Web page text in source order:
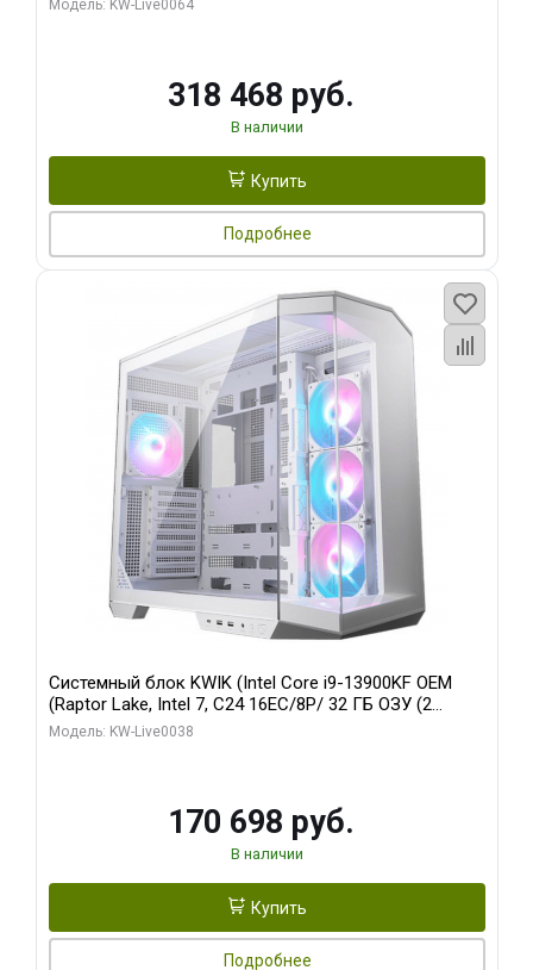
Модель: KW-Live0064
318 468 руб.
В наличии
Купить
Подробнее
Системный блок KWIK (Intel Core i9-13900KF OEM
(Raptor Lake, Intel 7, C24 16EC/8P/ 32 ГБ ОЗУ (2
модуля)/ Gigabyte RX9070XT GAMING OC 16GB GDDR6
Модель: KW-Live0038
170 698 руб.
В наличии
Купить
Подробнее